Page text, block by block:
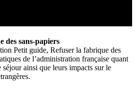
des sans-papiers
Petit guide, Refuser la fabrique des
de l’administration française quant
ainsi que leurs impacts sur le